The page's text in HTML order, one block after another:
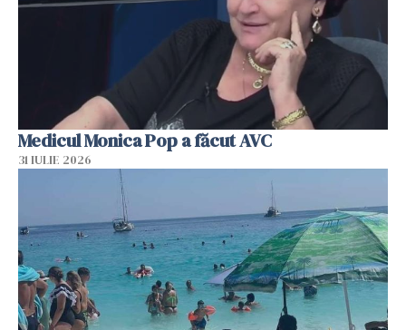
Medicul Monica Pop a făcut AVC
31 IULIE 2026